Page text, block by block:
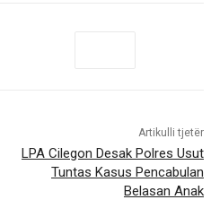
Artikulli tjetër
LPA Cilegon Desak Polres Usut
Tuntas Kasus Pencabulan
Belasan Anak